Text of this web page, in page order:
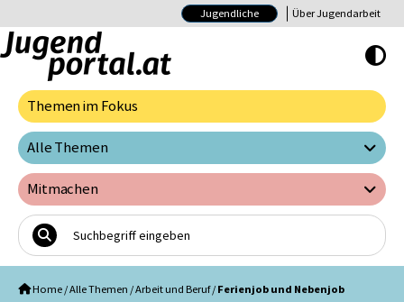
Jugendliche Über Jugendarbeit
Hoher Kontrast
Themen im Fokus
Alle Themen
Mitmachen
Home /Alle Themen /Arbeit und Beruf/ Ferienjob und Nebenjob